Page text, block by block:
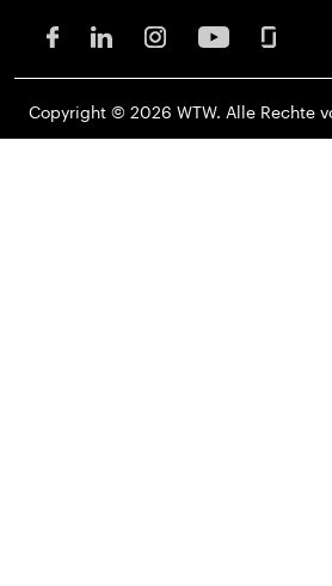
Copyright © 2026 WTW. Alle Rechte